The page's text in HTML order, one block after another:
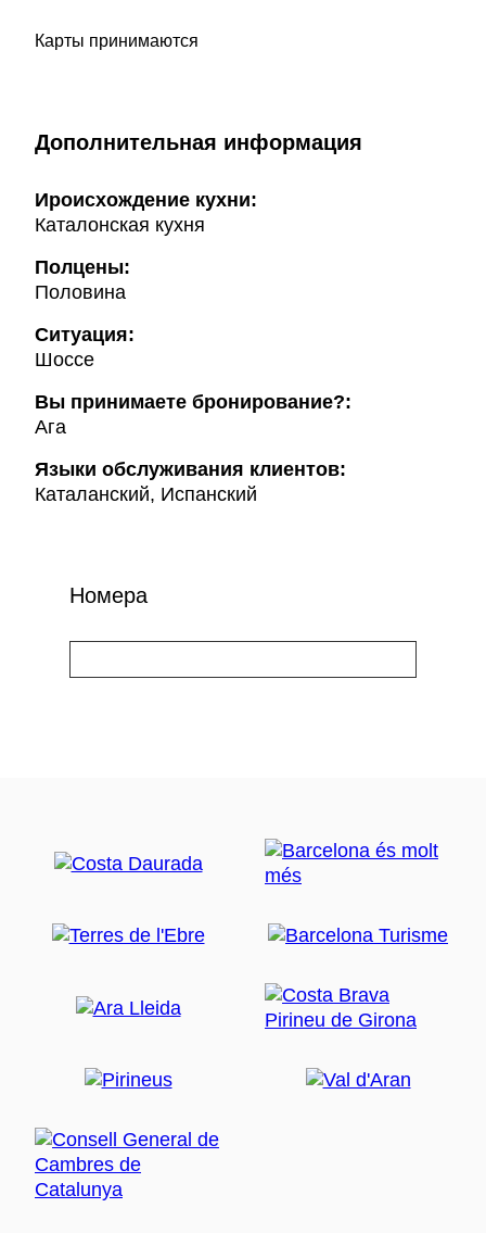
Карты принимаются
Дополнительная информация
Ироисхождение кухни:
Каталонская кухня
Полцены:
Половина
Ситуация:
Шоссе
Вы принимаете бронирование?:
Ага
Языки обслуживания клиентов:
Каталанский, Испанский
Номера